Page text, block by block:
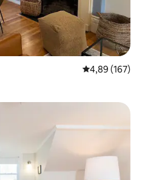
4,89 av 5 i
4,89 (167)